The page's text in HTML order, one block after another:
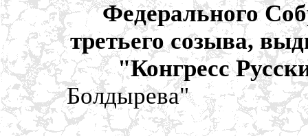
Федерального
третьего созыва,
"Конгресс
Болдырева"